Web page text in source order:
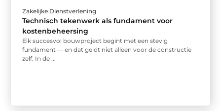
Zakelijke Dienstverlening
Technisch tekenwerk als fundament voor
kostenbeheersing
Elk succesvol bouwproject begint met een stevig
fundament — en dat geldt niet alleen voor de constructie
zelf. In de ...